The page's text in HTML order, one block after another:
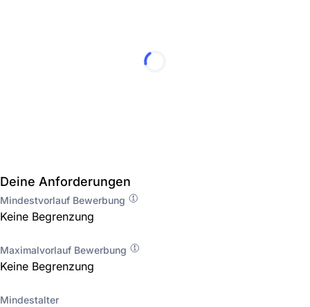
Deine Anforderungen
Mindestvorlauf Bewerbung
Keine Begrenzung
Maximalvorlauf Bewerbung
Keine Begrenzung
Mindestalter